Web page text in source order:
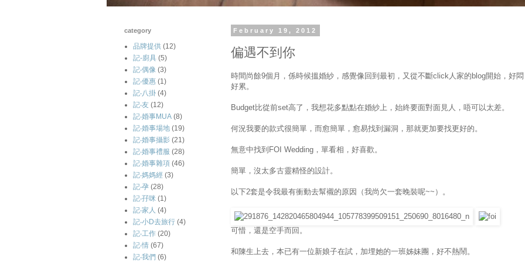
February 19, 2012
偏遇不到你
時間尚餘9個月，係時候搵婚紗，感覺像回到最初，又從不斷click人家的blog開始，好悶
好累。
Budget比從前set高了，我想花多點點在婚紗上，始終要面對面見人，唔可以太差。
何況我要的款式很簡單，而愈簡單，愈易找到漏洞，那就更加要找更好的。
無意中找到FOI Wedding，單看相，好喜歡。
簡單，沒太多古靈精怪的設計。
以下2套是令我最有衝動去幫襯的原因（我尚欠一套晚裝呢~~）。
可惜，還是空手而回。
和陳生上去，本已有一位新娘子在試，加埋她的一班姊妹團，好不熱鬧。
category
品牌提供 (12)
記-廚具 (5)
記‧偶像 (3)
記‧優惠 (1)
記‧八掛 (4)
記‧友 (12)
記‧婚事MUA (8)
記‧婚事場地 (19)
記‧婚事攝影 (21)
記‧婚事禮服 (28)
記‧婚事雜項 (46)
記‧媽媽經 (3)
記‧孕 (28)
記‧孖咪 (1)
記‧家人 (4)
記‧小D去旅行 (4)
記‧工作 (20)
記‧情 (67)
記‧我們 (6)